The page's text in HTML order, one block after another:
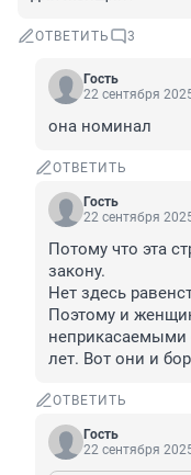
ОТВЕТИТЬ 3
Гость
22 сентября
она номинал
ОТВЕТИТЬ
Гость
22 сентября
Потому что эта
закону.
Нет здесь
Поэтому и
неприкасаемыми
лет. Вот они и
ОТВЕТИТЬ
Гость
22 сентября